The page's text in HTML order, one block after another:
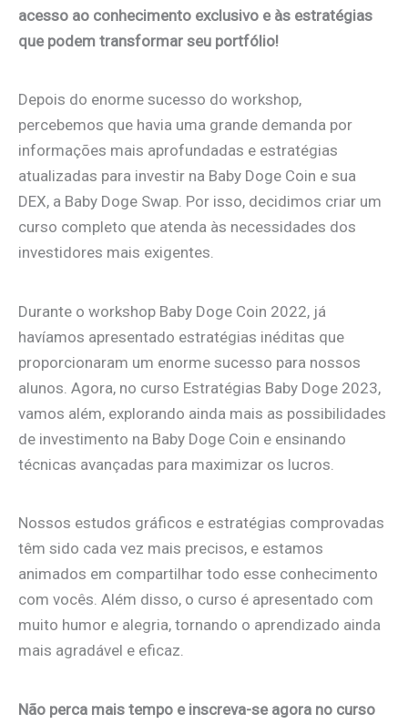
acesso ao conhecimento exclusivo e às estratégias
que podem transformar seu portfólio!
Depois do enorme sucesso do workshop,
percebemos que havia uma grande demanda por
informações mais aprofundadas e estratégias
atualizadas para investir na Baby Doge Coin e sua
DEX, a Baby Doge Swap. Por isso, decidimos criar um
curso completo que atenda às necessidades dos
investidores mais exigentes.
Durante o workshop Baby Doge Coin 2022, já
havíamos apresentado estratégias inéditas que
proporcionaram um enorme sucesso para nossos
alunos. Agora, no curso Estratégias Baby Doge 2023,
vamos além, explorando ainda mais as possibilidades
de investimento na Baby Doge Coin e ensinando
técnicas avançadas para maximizar os lucros.
Nossos estudos gráficos e estratégias comprovadas
têm sido cada vez mais precisos, e estamos
animados em compartilhar todo esse conhecimento
com vocês. Além disso, o curso é apresentado com
muito humor e alegria, tornando o aprendizado ainda
mais agradável e eficaz.
Não perca mais tempo e inscreva-se agora no curso